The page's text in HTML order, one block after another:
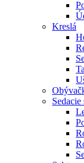
Kreslá